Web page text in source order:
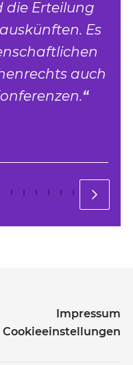
die Erteilung
Es
auch
Impressum
Cookieeinstellungen